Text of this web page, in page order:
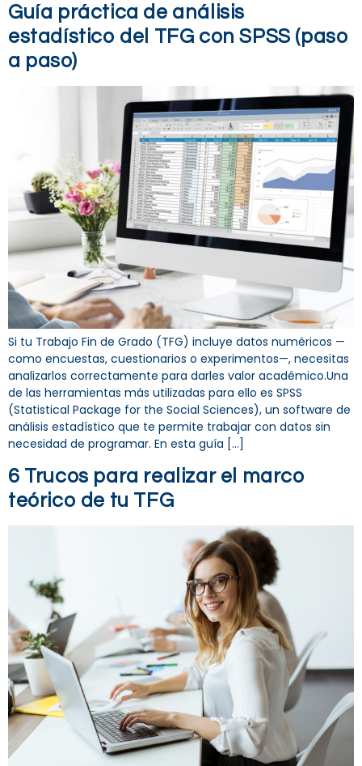
Guía práctica de análisis
estadístico del TFG con SPSS (paso
a paso)
Si tu Trabajo Fin de Grado (TFG) incluye datos numéricos —
como encuestas, cuestionarios o experimentos—, necesitas
analizarlos correctamente para darles valor académico.Una
de las herramientas más utilizadas para ello es SPSS
(Statistical Package for the Social Sciences), un software de
análisis estadístico que te permite trabajar con datos sin
necesidad de programar. En esta guía […]
6 Trucos para realizar el marco
teórico de tu TFG